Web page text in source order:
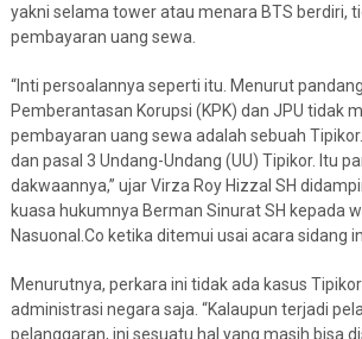
yakni selama tower atau menara BTS berdiri,
pembayaran uang sewa.
“Inti persoalannya seperti itu. Menurut
Pemberantasan Korupsi (KPK) dan JPU tidak
pembayaran uang sewa adalah sebuah
dan pasal 3 Undang-Undang (UU) Tipikor. Itu
dakwaannya,” ujar Virza Roy Hizzal SH
kuasa hukumnya Berman Sinurat SH kepada
Nasuonal.Co ketika ditemui usai acara sidang
Menurutnya, perkara ini tidak ada kasus
administrasi negara saja. “Kalaupun terjadi
pelanggaran, ini sesuatu hal yang masih bisa